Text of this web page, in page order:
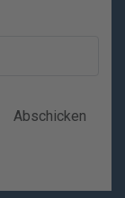
Abschicken